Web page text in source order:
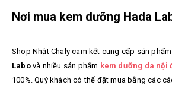
Nơi mua kem dưỡng Hada
Shop Nhật Chaly cam kết cung cấp sản phẩm
Labovà nhiều sản phẩm kem dưỡng da nội
100%. Quý khách có thể đặt mua bằng các